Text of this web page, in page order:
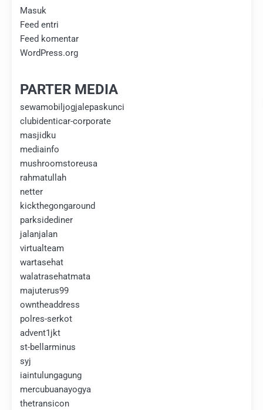
Masuk
Feed entri
Feed komentar
WordPress.org
PARTER MEDIA
sewamobiljogjalepaskunci
clubidenticar-corporate
masjidku
mediainfo
mushroomstoreusa
rahmatullah
netter
kickthegongaround
parksidediner
jalanjalan
virtualteam
wartasehat
walatrasehatmata
majuterus99
owntheaddress
polres-serkot
advent1jkt
st-bellarminus
syj
iaintulungagung
mercubuanayogya
thetransicon